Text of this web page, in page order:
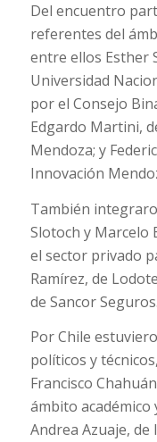
Del encuentro
referentes del
entre ellos Esther
Universidad
por el Consejo
Edgardo Martini,
Mendoza; y
Innovación
También
Slotoch y Marcelo
el sector privado
Ramírez, de
de Sancor Seguros.
Por Chile
políticos y
Francisco
ámbito
Andrea Azuaje,